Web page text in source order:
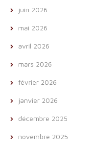
juin 2026
mai 2026
avril 2026
mars 2026
février 2026
janvier 2026
décembre 2025
novembre 2025